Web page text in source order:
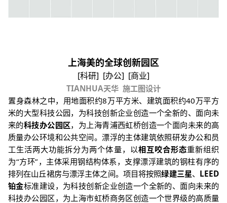
上海美的全球创新园区
[科研] [办公] [商业]
TIANHUA天华 施工图设计
置身森林之中，用地面积约8万平方米、建筑面积约40万平方
米的大型科技公园，为科技创新企业创造一个全新的、面向未
来的科技办公园区，为上海青浦西虹桥创造一个面向未来的高
质量办公环境和公共空间。漂浮的主体建筑依照研发办公和员
工生活两大功能拆分为两个体量，以相互咬合形态重新组织
为“方环”，主体采用钢结构体系，支撑漂浮建筑的钢柱有序的
排列在山丘裙房与漂浮主体之间。项目将按照绿建三星、 LEED
铂金标准建设，为科技创新企业创造一个全新的、面向未来的
科技办公园区，为上海市虹桥商务区创造一个世界级的高质量